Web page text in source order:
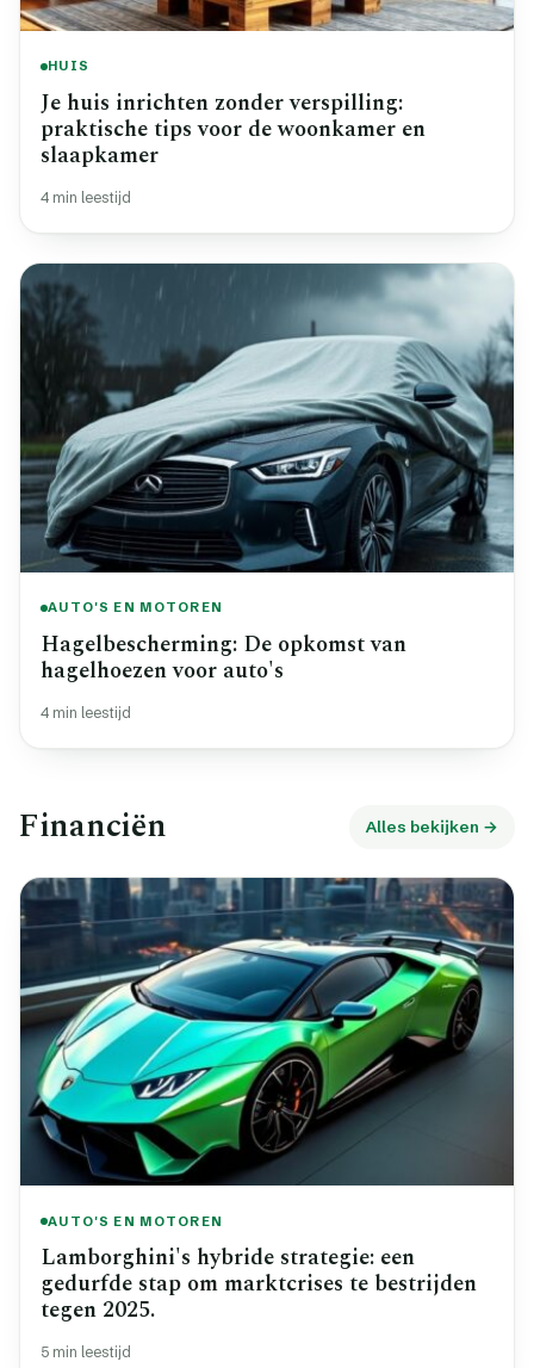
HUIS
Je huis inrichten zonder verspilling:
praktische tips voor de woonkamer en
slaapkamer
4 min leestijd
AUTO'S EN MOTOREN
Hagelbescherming: De opkomst van
hagelhoezen voor auto's
4 min leestijd
Financiën Alles bekijken →
AUTO'S EN MOTOREN
Lamborghini's hybride strategie: een
gedurfde stap om marktcrises te bestrijden
tegen 2025.
5 min leestijd